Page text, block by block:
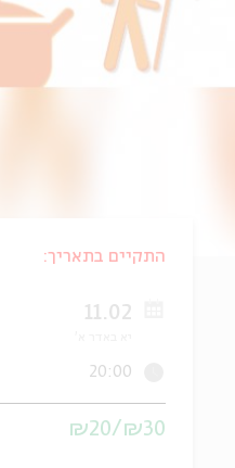
התקיים בתאריך:
11.02
20:00
₪30/₪20